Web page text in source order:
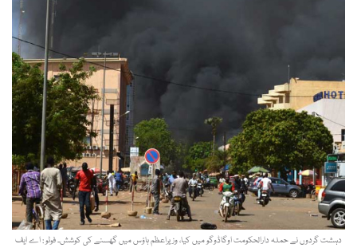
دہشت گردوں نے حملہ دارالحکومت اوگاڈوگو میں کیا، وزیراعظم ہاؤس میں گھسنے کی کوشش۔ فوٹو : اے ایف